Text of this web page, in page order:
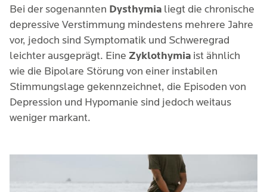
Bei der sogenannten Dysthymia liegt die chronische
depressive Verstimmung mindestens mehrere Jahre
vor, jedoch sind Symptomatik und Schweregrad
leichter ausgeprägt. Eine Zyklothymia ist ähnlich
wie die Bipolare Störung von einer instabilen
Stimmungslage gekennzeichnet, die Episoden von
Depression und Hypomanie sind jedoch weitaus
weniger markant.